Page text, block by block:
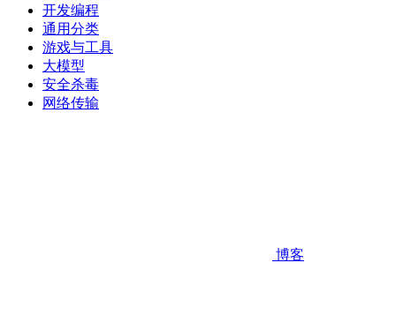
开发编程
通用分类
游戏与工具
大模型
安全杀毒
网络传输
博客